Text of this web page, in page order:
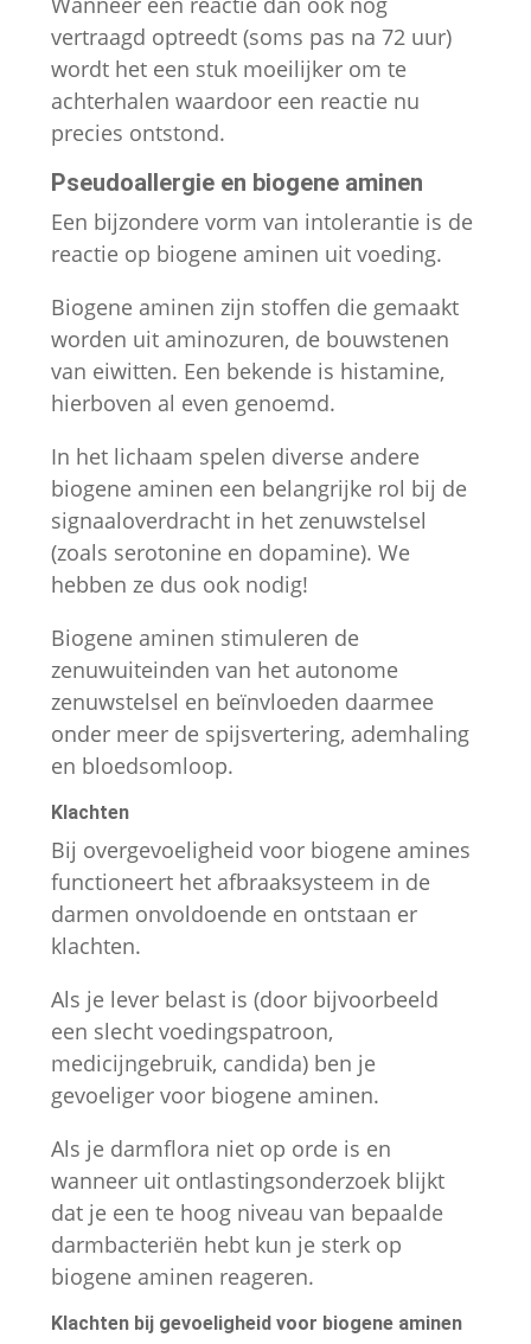
vertraagd optreedt (soms pas na 72 uur)
wordt het een stuk moeilijker om te
achterhalen waardoor een reactie nu
precies ontstond.
Pseudoallergie en biogene aminen
Een bijzondere vorm van intolerantie is de
reactie op biogene aminen uit voeding.
Biogene aminen zijn stoffen die gemaakt
worden uit aminozuren, de bouwstenen
van eiwitten. Een bekende is histamine,
hierboven al even genoemd.
In het lichaam spelen diverse andere
biogene aminen een belangrijke rol bij de
signaaloverdracht in het zenuwstelsel
(zoals serotonine en dopamine). We
hebben ze dus ook nodig!
Biogene aminen stimuleren de
zenuwuiteinden van het autonome
zenuwstelsel en beïnvloeden daarmee
onder meer de spijsvertering, ademhaling
en bloedsomloop.
Klachten
Bij overgevoeligheid voor biogene amines
functioneert het afbraaksysteem in de
darmen onvoldoende en ontstaan er
klachten.
Als je lever belast is (door bijvoorbeeld
een slecht voedingspatroon,
medicijngebruik, candida) ben je
gevoeliger voor biogene aminen.
Als je darmflora niet op orde is en
wanneer uit ontlastingsonderzoek blijkt
dat je een te hoog niveau van bepaalde
darmbacteriën hebt kun je sterk op
biogene aminen reageren.
Klachten bij gevoeligheid voor biogene aminen